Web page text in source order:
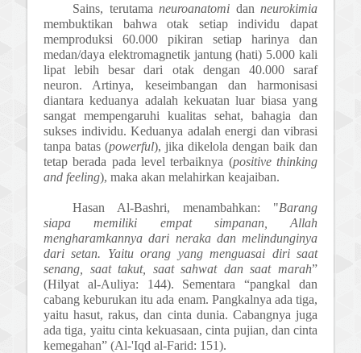
Sains, terutama neuroanatomi dan neurokimia
membuktikan bahwa otak setiap individu dapat
memproduksi 60.000 pikiran setiap harinya dan
medan/daya elektromagnetik jantung (hati) 5.000 kali
lipat lebih besar dari otak dengan 40.000 saraf
neuron. Artinya, keseimbangan dan harmonisasi
diantara keduanya adalah kekuatan luar biasa yang
sangat mempengaruhi kualitas sehat, bahagia dan
sukses individu. Keduanya adalah energi dan vibrasi
tanpa batas (powerful), jika dikelola dengan baik dan
tetap berada pada level terbaiknya (positive thinking
and feeling), maka akan melahirkan keajaiban.
Hasan Al-Bashri, menambahkan: "Barang
siapa memiliki empat simpanan, Allah
mengharamkannya dari neraka dan melindunginya
dari setan. Yaitu orang yang menguasai diri saat
senang, saat takut, saat sahwat dan saat marah”
(Hilyat al-Auliya: 144). Sementara “pangkal dan
cabang keburukan itu ada enam. Pangkalnya ada tiga,
yaitu hasut, rakus, dan cinta dunia. Cabangnya juga
ada tiga, yaitu cinta kekuasaan, cinta pujian, dan cinta
kemegahan” (Al-'Iqd al-Farid: 151).